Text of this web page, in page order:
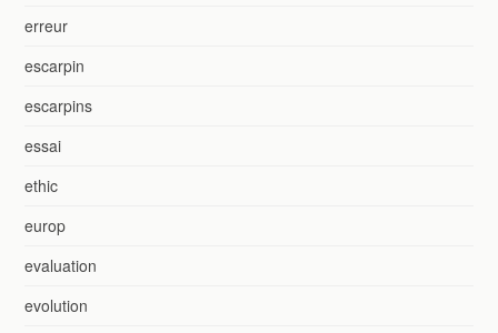
erreur
escarpin
escarpins
essai
ethic
europ
evaluation
evolution